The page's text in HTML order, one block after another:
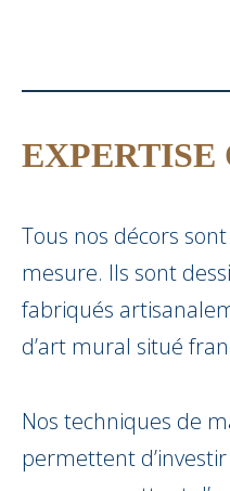
EXPERTISE
Tous nos décors
mesure. Ils sont
fabriqués
d’art mural situé
Nos techniques de
permettent